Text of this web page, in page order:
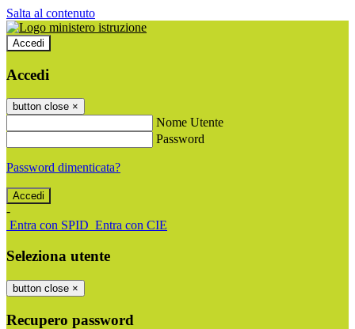
Salta al contenuto
Accedi
Accedi
button close ×
Nome Utente
Password
Password dimenticata?
-
Entra con SPID Entra con CIE
Seleziona utente
button close ×
Recupero password